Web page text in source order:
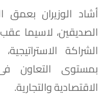
أشاد الوزيران بعمق
الصديقين، لاسيما
الشراكة
بمستوى التعاون
الاقتصادية والتجارية.